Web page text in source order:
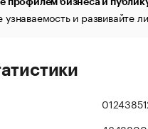
и развивайте